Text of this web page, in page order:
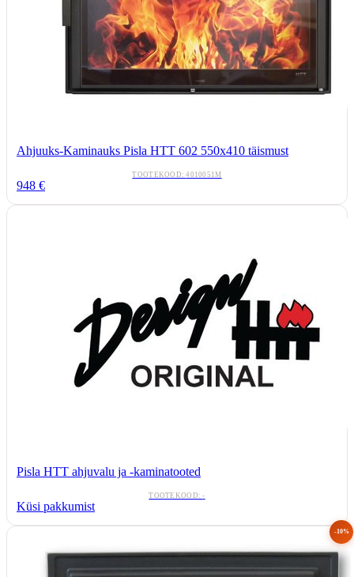
Ahjuuks-Kaminauks Pisla HTT 602 550x410 täismust
TOOTEKOOD:4010051M
948 €
Pisla HTT ahjuvalu ja -kaminatooted
TOOTEKOOD:-
Küsi pakkumist
-10%